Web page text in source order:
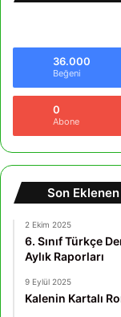
36.000
Beğeni
0
Abone
Son
2 Ekim 2025
6. Sınıf Türkçe
Aylık Raporları
9 Eylül 2025
Kalenin Kartalı